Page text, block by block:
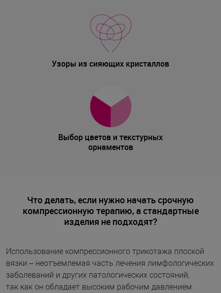
Узоры из сияющих кристаллов
Выбор цветов и текстурных
орнаментов
Что делать, если нужно начать срочную
компрессионную терапию, а стандартные
изделия не подходят?
Использование компрессионного трикотажа плоской
вязки – неотъемлемая часть лечения лимфологических
заболеваний и других патологических состояний,
так как он обладает высоким рабочим давлением